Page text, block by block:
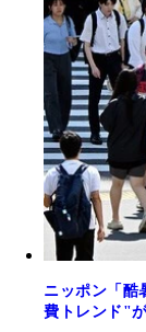
ニッポン「酷
費トレンド"